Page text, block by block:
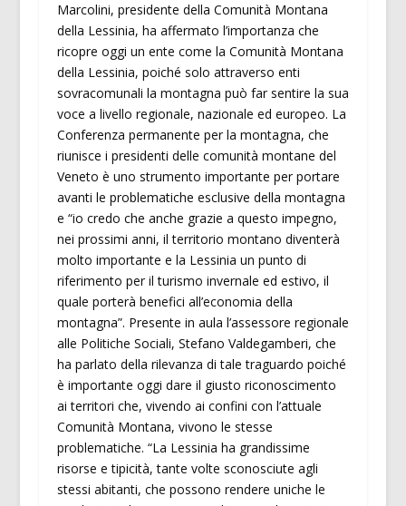
Marcolini, presidente della Comunità Montana
della Lessinia, ha affermato l’importanza che
ricopre oggi un ente come la Comunità Montana
della Lessinia, poiché solo attraverso enti
sovracomunali la montagna può far sentire la sua
voce a livello regionale, nazionale ed europeo. La
Conferenza permanente per la montagna, che
riunisce i presidenti delle comunità montane del
Veneto è uno strumento importante per portare
avanti le problematiche esclusive della montagna
e “io credo che anche grazie a questo impegno,
nei prossimi anni, il territorio montano diventerà
molto importante e la Lessinia un punto di
riferimento per il turismo invernale ed estivo, il
quale porterà benefici all’economia della
montagna”. Presente in aula l’assessore regionale
alle Politiche Sociali, Stefano Valdegamberi, che
ha parlato della rilevanza di tale traguardo poiché
è importante oggi dare il giusto riconoscimento
ai territori che, vivendo ai confini con l’attuale
Comunità Montana, vivono le stesse
problematiche. “La Lessinia ha grandissime
risorse e tipicità, tante volte sconosciute agli
stessi abitanti, che possono rendere uniche le